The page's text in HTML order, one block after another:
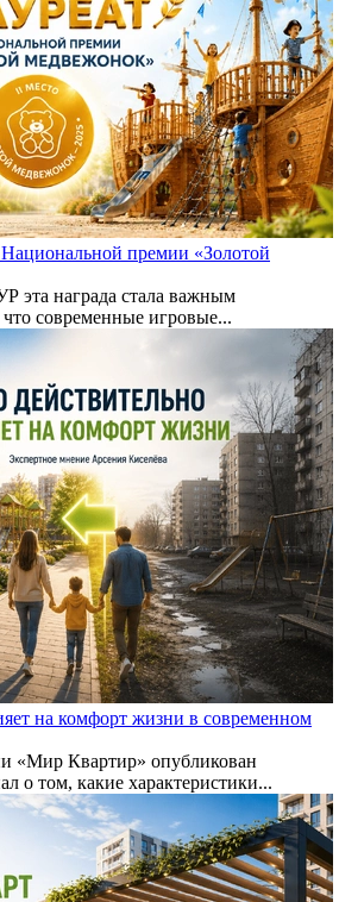
премии «Золотой
награда стала важным
современные игровые...
на комфорт жизни в современном
«Мир Квартир» опубликован
о том, какие характеристики...